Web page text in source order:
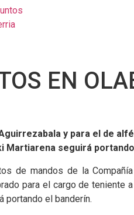
EN
y para el de
Martiarena seguirá
de mandos de la
para el cargo de teniente
portando el banderín.